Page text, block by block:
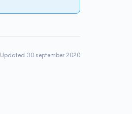
Updated 30 september 2020